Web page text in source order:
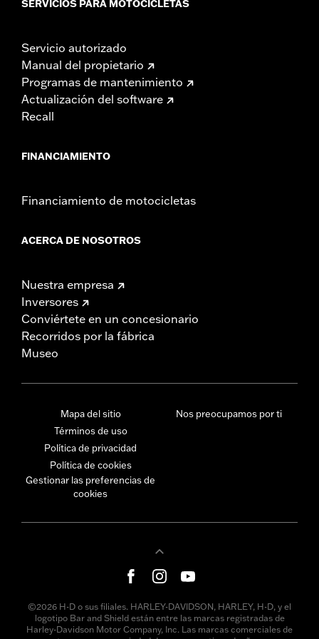
SERVICIOS PARA MOTOCICLETAS
Servicio autorizado
Manual del propietario
Programas de mantenimiento
Actualización del software
Recall
FINANCIAMIENTO
Financiamiento de motocicletas
ACERCA DE NOSOTROS
Nuestra empresa
Inversores
Conviértete en un concesionario
Recorridos por la fábrica
Museo
Mapa del sitio
Términos de uso
Política de privacidad
Política de cookies
Gestionar las preferencias de
cookies
Nos preocupamos por ti
©2026 H-D o sus filiales. HARLEY-DAVIDSON, HARLEY, H-D, y el
logotipo Bar and Shield están entre las marcas registradas de
Harley-Davidson Motor Company, Inc. Las marcas comerciales de